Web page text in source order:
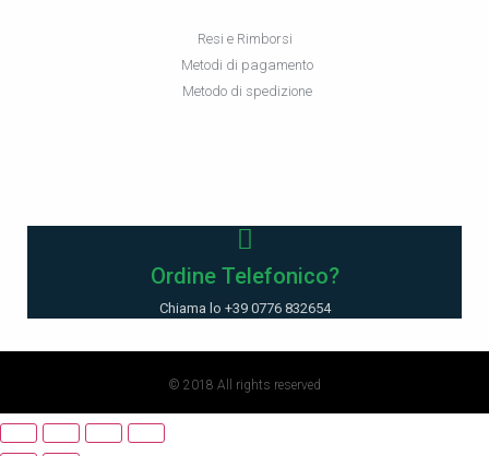
Resi e Rimborsi
Metodi di pagamento
Metodo di spedizione
Ordine Telefonico?
Chiama lo +39 0776 832654
© 2018 All rights reserved